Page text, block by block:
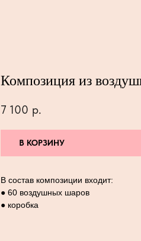
Композиция из
7 100 р.
В КОРЗИНУ
В состав композиции входит:
● 60 воздушных шаров
● коробка